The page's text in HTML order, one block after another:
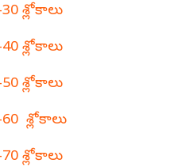
30 శ్లోకాలు
40 శ్లోకాలు
50 శ్లోకాలు
60 శ్లోకాలు
70 శ్లోకాలు